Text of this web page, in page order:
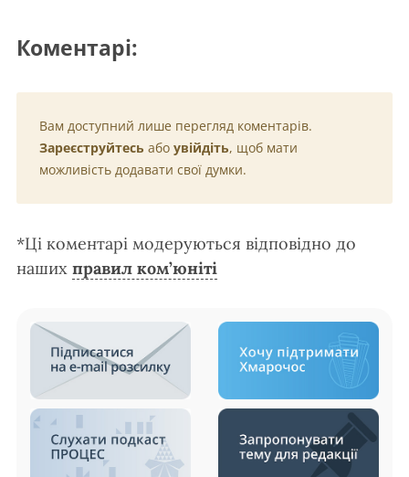
Коментарі:
Вам доступний лише перегляд коментарів.
Зареєструйтесь або увійдіть, щоб мати
можливість додавати свої думки.
*Ці коментарі модеруються відповідно до
наших правил ком’юніті